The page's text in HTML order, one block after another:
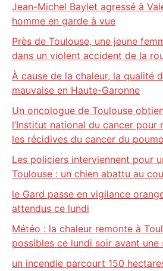
Jean-Michel Baylet agressé à
homme en garde à vue
Près de Toulouse, une jeune
dans un violent accident de la
À cause de la chaleur, la qualité
mauvaise en Haute-Garonne
Un oncologue de Toulouse
l’Institut national du cancer
les récidives du cancer du
Les policiers interviennent pour
Toulouse : un chien abattu au
le Gard passe en vigilance
attendus ce lundi
Météo : la chaleur remonte à
possibles ce lundi soir avant une
un incendie parcourt 150